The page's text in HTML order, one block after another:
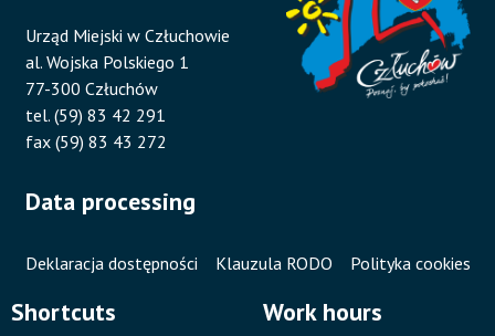
Urząd Miejski w Człuchowie
al. Wojska Polskiego 1
77-300 Człuchów
tel. (59) 83 42 291
fax (59) 83 43 272
Data processing
Deklaracja dostępności Klauzula RODO Polityka cookies
Shortcuts Work hours